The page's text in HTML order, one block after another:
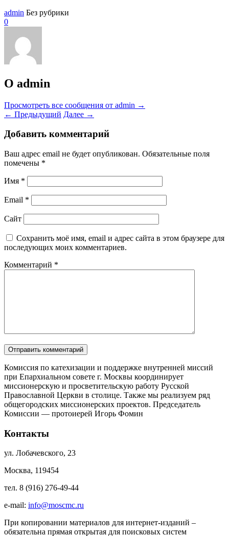
admin Без рубрики
0
О admin
Просмотреть все сообщения от admin →
← Предыдущий Далее →
Добавить комментарий
Ваш адрес email не будет опубликован. Обязательные поля
помечены *
Имя *
Email *
Сайт
Сохранить моё имя, email и адрес сайта в этом браузере для
последующих моих комментариев.
Комментарий *
Комиссия по катехизации и поддержке внутренней миссий
при Епархиальном совете г. Москвы координирует
миссионерскую и просветительскую работу Русской
Православной Церкви в столице. Также мы реализуем ряд
общегородских миссионерских проектов. Председатель
Комиссии — протоиерей Игорь Фомин
Контакты
ул. Лобачевского, 23
Москва, 119454
тел. 8 (916) 276-49-44
e-mail: info@moscmc.ru
При копировании материалов для интернет-изданий –
обязательна прямая открытая для поисковых систем